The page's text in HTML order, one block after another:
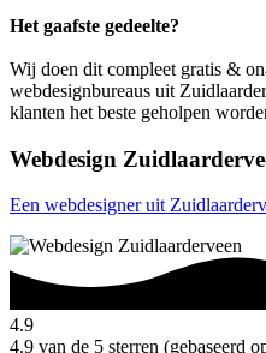
Het gaafste gedeelte?
Wij doen dit compleet gratis &
webdesignbureaus uit
klanten het beste geholpen
Webdesign
Een webdesigner uit
4.9
4.9 van de 5 sterren (gebaseerd